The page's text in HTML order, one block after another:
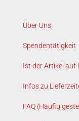
Über Uns
Spendentätigkeit
Ist der Artikel auf
Infos zu
FAQ (Häufig